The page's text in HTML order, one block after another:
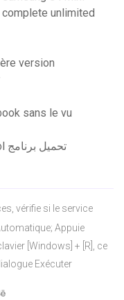
unlimited
version
sans le vu
Windows 10 usb dvd télécharger tool تحميل برنامج
vérifie si le service
Appuie
[Windows] + [R], ce
Exécuter